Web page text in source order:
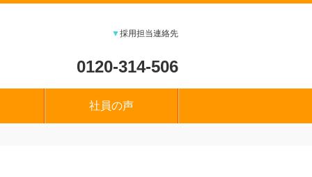
▼採用担当連絡先
0120-314-506
社員の声